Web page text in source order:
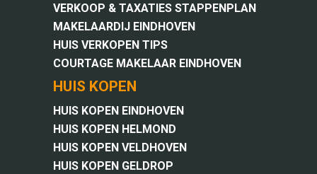
VERKOOP & TAXATIES STAPPENPLAN
MAKELAARDIJ EINDHOVEN
HUIS VERKOPEN TIPS
COURTAGE MAKELAAR EINDHOVEN
HUIS KOPEN
HUIS KOPEN EINDHOVEN
HUIS KOPEN HELMOND
HUIS KOPEN VELDHOVEN
HUIS KOPEN GELDROP